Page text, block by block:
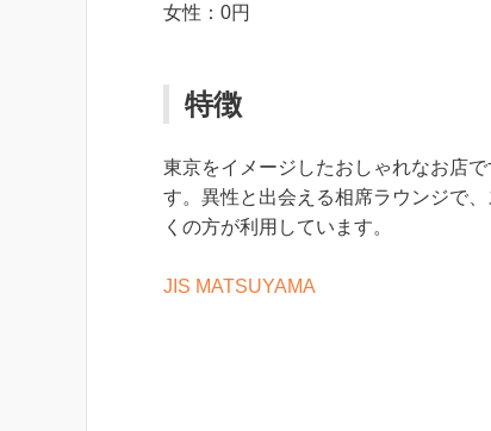
女性：0円
特徴
東京をイメージしたおしゃれなお店
す。異性と出会える相席ラウンジで
くの方が利用しています。
JIS MATSUYAMA